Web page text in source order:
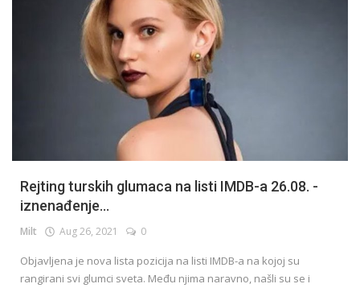
Rejting turskih glumaca na listi IMDB-a 26.08. -
iznenađenje...
Milt Aug 26, 2021 0
Objavljena je nova lista pozicija na listi IMDB-a na kojoj su
rangirani svi glumci sveta. Među njima naravno, našli su se i